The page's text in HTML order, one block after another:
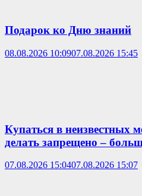
Подарок ко Дню знаний
08.08.2026 10:0907.08.2026 15:45
Купаться в неизвестных
делать запрещено –
07.08.2026 15:0407.08.2026 15:07